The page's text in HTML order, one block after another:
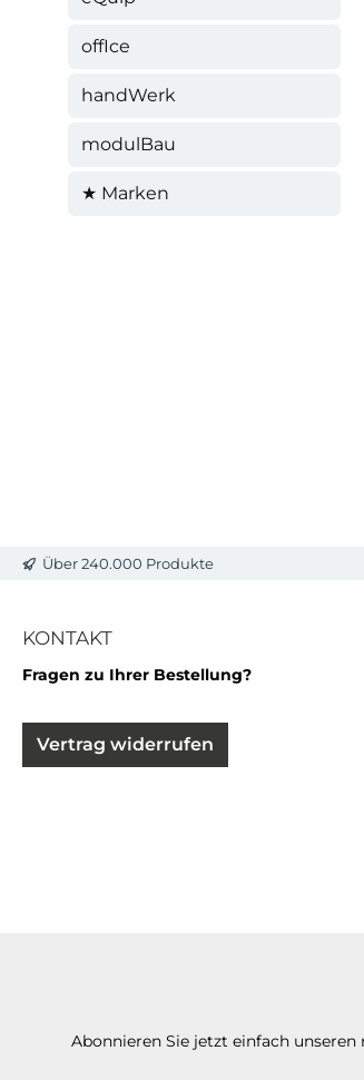
offIce
handWerk
modulBau
★ Marken
Über 240.000 Produkte
KONTAKT
Fragen zu Ihrer Bestellung?
Vertrag widerrufen
Abonnieren Sie jetzt einfach